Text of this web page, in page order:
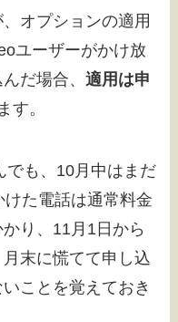
オプションの適用
ユーザーがかけ放
だ場合、適用は申
す。
でも、10月中はまだ
た電話は通常料金
り、11月1日から
末に慌てて申し込
ことを覚えておき